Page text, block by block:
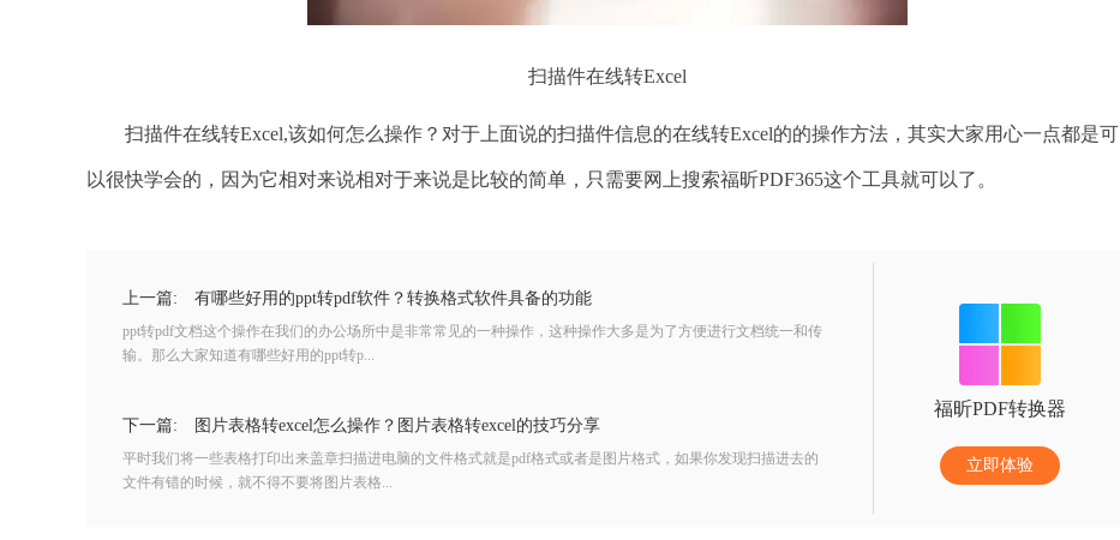
扫描件在线转Excel
扫描件在线转Excel,该如何怎么操作？对于上面说的扫描件信息的在线转Excel的的操作方法，其实大家用心一点都是可
以很快学会的，因为它相对来说相对于来说是比较的简单，只需要网上搜索福昕PDF365这个工具就可以了。
上一篇: 有哪些好用的ppt转pdf软件？转换格式软件具备的功能
ppt转pdf文档这个操作在我们的办公场所中是非常常见的一种操作，这种操作大多是为了方便进行文档统一和传
输。那么大家知道有哪些好用的ppt转p...
下一篇: 图片表格转excel怎么操作？图片表格转excel的技巧分享
平时我们将一些表格打印出来盖章扫描进电脑的文件格式就是pdf格式或者是图片格式，如果你发现扫描进去的
文件有错的时候，就不得不要将图片表格...
福昕PDF转换器
立即体验